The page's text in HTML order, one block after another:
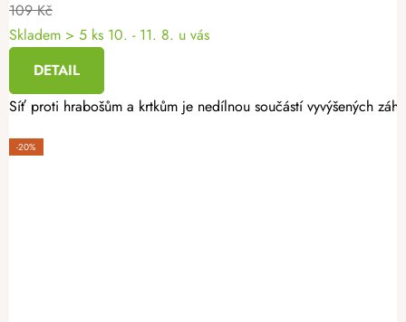
109 Kč
Skladem > 5 ks 10. - 11. 8. u vás
DETAIL
Síť proti hrabošům a krtkům je nedílnou součástí vyvýšených
-20%